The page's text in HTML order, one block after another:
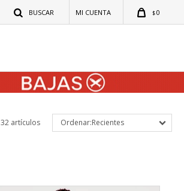
$0
32 artículos Recientes